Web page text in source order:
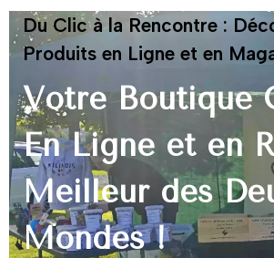
Du Clic à la Rencontre :
Produits en Ligne et en
Votre Boutique
En Ligne et en
Meilleur des
Mondes !